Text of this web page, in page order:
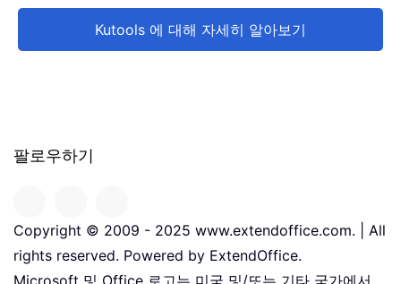
Kutools 에 대해 자세히 알아보기
팔로우하기
Copyright © 2009 - 2025 www.extendoffice.com. | All
rights reserved. Powered by ExtendOffice.